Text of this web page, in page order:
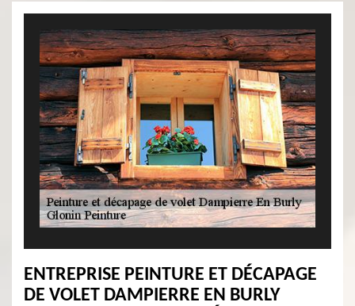
ENTREPRISE PEINTURE ET DÉCAPAGE
DE VOLET DAMPIERRE EN BURLY